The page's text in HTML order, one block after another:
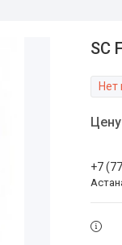
SC
Нет
+7